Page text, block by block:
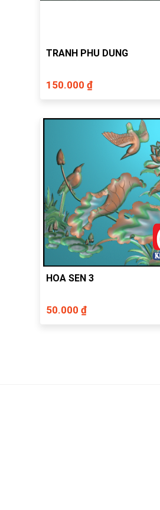
TRANH PHU DUNG
150.000 ₫
HOA SEN 3
50.000 ₫